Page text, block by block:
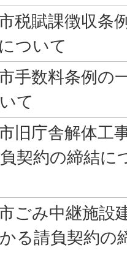
税賦課徴収条
ついて
手数料条例の
て
旧庁舎解体工
契約の締結に
ごみ中継施設
る請負契約の